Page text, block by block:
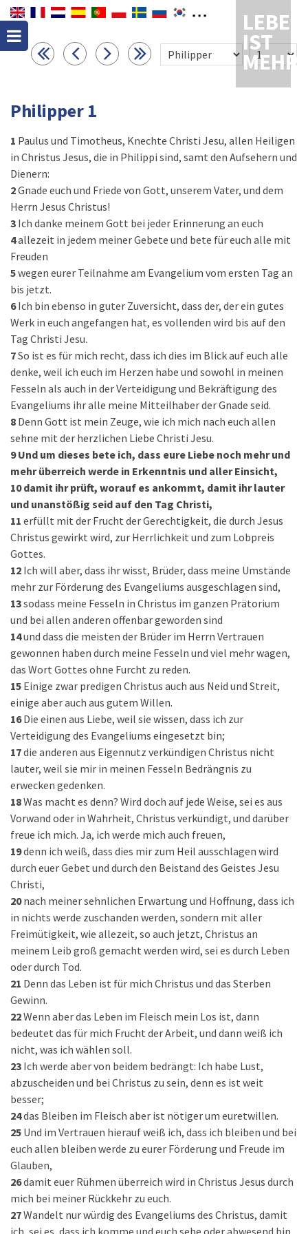
LEBEN
IST
MEHR
Philipper 1
1 Paulus und Timotheus, Knechte Christi Jesu, allen Heiligen
in Christus Jesus, die in Philippi sind, samt den Aufsehern und
Dienern:
2Gnade euch und Friede von Gott, unserem Vater, und dem
Herrn Jesus Christus!
3 Ich danke meinem Gott bei jeder Erinnerung an euch
4allezeit in jedem meiner Gebete und bete für euch alle mit
Freuden
5wegen eurer Teilnahme am Evangelium vom ersten Tag an
bis jetzt.
6 Ich bin ebenso in guter Zuversicht, dass der, der ein gutes
Werk in euch angefangen hat, es vollenden wird bis auf den
Tag Christi Jesu.
7So ist es für mich recht, dass ich dies im Blick auf euch alle
denke, weil ich euch im Herzen habe und sowohl in meinen
Fesseln als auch in der Verteidigung und Bekräftigung des
Evangeliums ihr alle meine Mitteilhaber der Gnade seid.
8 Denn Gott ist mein Zeuge, wie ich mich nach euch allen
sehne mit der herzlichen Liebe Christi Jesu.
9 Und um dieses bete ich, dass eure Liebe noch mehr und
mehr überreich werde in Erkenntnis und aller Einsicht,
10 damit ihr prüft, worauf es ankommt, damit ihr lauter
und unanstößig seid auf den Tag Christi,
11 erfüllt mit der Frucht der Gerechtigkeit, die durch Jesus
Christus gewirkt wird, zur Herrlichkeit und zum Lobpreis
Gottes.
12 Ich will aber, dass ihr wisst, Brüder, dass meine Umstände
mehr zur Förderung des Evangeliums ausgeschlagen sind,
13sodass meine Fesseln in Christus im ganzen Prätorium
und bei allen anderen offenbar geworden sind
14und dass die meisten der Brüder im Herrn Vertrauen
gewonnen haben durch meine Fesseln und viel mehr wagen,
das Wort Gottes ohne Furcht zu reden.
15 Einige zwar predigen Christus auch aus Neid und Streit,
einige aber auch aus gutem Willen.
16 Die einen aus Liebe, weil sie wissen, dass ich zur
Verteidigung des Evangeliums eingesetzt bin;
17die anderen aus Eigennutz verkündigen Christus nicht
lauter, weil sie mir in meinen Fesseln Bedrängnis zu
erwecken gedenken.
18Was macht es denn? Wird doch auf jede Weise, sei es aus
Vorwand oder in Wahrheit, Christus verkündigt, und darüber
freue ich mich. Ja, ich werde mich auch freuen,
19denn ich weiß, dass dies mir zum Heil ausschlagen wird
durch euer Gebet und durch den Beistand des Geistes Jesu
Christi,
20 nach meiner sehnlichen Erwartung und Hoffnung, dass ich
in nichts werde zuschanden werden, sondern mit aller
Freimütigkeit, wie allezeit, so auch jetzt, Christus an
meinem Leib groß gemacht werden wird, sei es durch Leben
oder durch Tod.
21 Denn das Leben ist für mich Christus und das Sterben
Gewinn.
22Wenn aber das Leben im Fleisch mein Los ist, dann
bedeutet das für mich Frucht der Arbeit, und dann weiß ich
nicht, was ich wählen soll.
23 Ich werde aber von beidem bedrängt: Ich habe Lust,
abzuscheiden und bei Christus zu sein, denn es ist weit
besser;
24das Bleiben im Fleisch aber ist nötiger um euretwillen.
25 Und im Vertrauen hierauf weiß ich, dass ich bleiben und bei
euch allen bleiben werde zu eurer Förderung und Freude im
Glauben,
26damit euer Rühmen überreich wird in Christus Jesus durch
mich bei meiner Rückkehr zu euch.
27Wandelt nur würdig des Evangeliums des Christus, damit
ich, sei es, dass ich komme und euch sehe oder abwesend bin,